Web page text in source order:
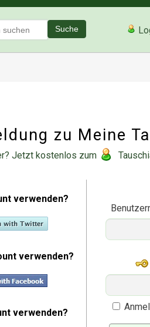
Suche
zu Meine
Jetzt kostenlos zum
verwenden?
verwenden?
verwenden?